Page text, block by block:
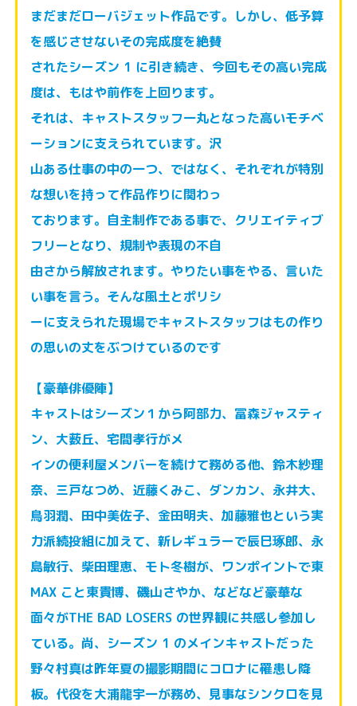
まだまだローバジェット作品です。しかし、低予算
を感じさせないその完成度を絶賛
されたシーズン 1 に引き続き、今回もその高い完成
度は、もはや前作を上回ります。
それは、キャストスタッフ一丸となった高いモチベ
ーションに支えられています。沢
山ある仕事の中の一つ、ではなく、それぞれが特別
な想いを持って作品作りに関わっ
ております。自主制作である事で、クリエイティブ
フリーとなり、規制や表現の不自
由さから解放されます。やりたい事をやる、言いた
い事を言う。そんな風土とポリシ
ーに支えられた現場でキャストスタッフはもの作り
の思いの丈をぶつけているのです
【豪華俳優陣】
キャストはシーズン１から阿部力、冨森ジャスティ
ン、大薮丘、宅間孝行がメ
インの便利屋メンバーを続けて務める他、鈴木紗理
奈、三戸なつめ、近藤くみこ、ダンカン、永井大、
鳥羽潤、田中美佐子、金田明夫、加藤雅也という実
力派続投組に加えて、新レギュラーで辰巳琢郎、永
島敏行、柴田理恵、モト冬樹が、ワンポイントで東
MAX こと東貴博、磯山さやか、などなど豪華な
面々がTHE BAD LOSERS の世界観に共感し参加し
ている。 尚、シーズン 1 のメインキャストだった
野々村真は昨年夏の撮影期間にコロナに罹患し降
板。代役を大浦龍宇一が務め、見事なシンクロを見